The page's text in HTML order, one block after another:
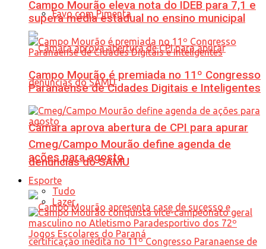
Favo com Pimenta
Câmara aprova abertura de CPI para apurar
denúncias do SAMU
Campo Mourão eleva nota do IDEB para 7,1 e
supera média estadual no ensino municipal
Campo Mourão é premiada no 11º Congresso
Paranaense de Cidades Digitais e Inteligentes
Cmeg/Campo Mourão define agenda de
ações para agosto
Esporte
Tudo
Lazer